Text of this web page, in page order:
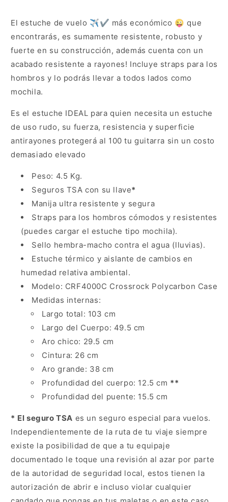
El estuche de vuelo ✈️✔️ más económico 😜 que
encontrarás, es sumamente resistente, robusto y
fuerte en su construcción, además cuenta con un
acabado resistente a rayones! Incluye straps para los
hombros y lo podrás llevar a todos lados como
mochila.
Es el estuche IDEAL para quien necesita un estuche
de uso rudo, su fuerza, resistencia y superficie
antirayones protegerá al 100 tu guitarra sin un costo
demasiado elevado
Peso: 4.5 Kg.
Seguros TSA con su llave*
Manija ultra resistente y segura
Straps para los hombros cómodos y resistentes
(puedes cargar el estuche tipo mochila).
Sello hembra-macho contra el agua (lluvias).
Estuche térmico y aislante de cambios en
humedad relativa ambiental.
Modelo: CRF4000C Crossrock Polycarbon Case
Medidas internas:
Largo total: 103 cm
Largo del Cuerpo: 49.5 cm
Aro chico: 29.5 cm
Cintura: 26 cm
Aro grande: 38 cm
Profundidad del cuerpo: 12.5 cm **
Profundidad del puente: 15.5 cm
* El seguro TSA es un seguro especial para vuelos.
Independientemente de la ruta de tu viaje siempre
existe la posibilidad de que a tu equipaje
documentado le toque una revisión al azar por parte
de la autoridad de seguridad local, estos tienen la
autorización de abrir e incluso violar cualquier